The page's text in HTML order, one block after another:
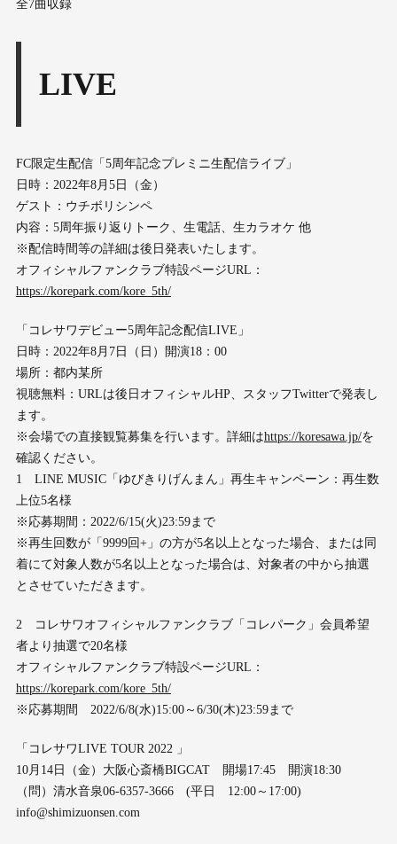
全7曲収録
LIVE
FC限定生配信「5周年記念プレミニ生配信ライブ」
日時：2022年8月5日（金）
ゲスト：ウチボリシンペ
内容：5周年振り返りトーク、生電話、生カラオケ 他
※配信時間等の詳細は後日発表いたします。
オフィシャルファンクラブ特設ページURL：
https://korepark.com/kore_5th/
「コレサワデビュー5周年記念配信LIVE」
日時：2022年8月7日（日）開演18：00
場所：都内某所
視聴無料：URLは後日オフィシャルHP、スタッフTwitterで発表し
ます。
※会場での直接観覧募集を行います。詳細はhttps://koresawa.jp/を
確認ください。
1 LINE MUSIC「ゆびきりげんまん」再生キャンペーン：再生数
上位5名様
※応募期間：2022/6/15(火)23:59まで
※再生回数が「9999回+」の方が5名以上となった場合、または同
着にて対象人数が5名以上となった場合は、対象者の中から抽選
とさせていただきます。
2 コレサワオフィシャルファンクラブ「コレパーク」会員希望
者より抽選で20名様
オフィシャルファンクラブ特設ページURL：
https://korepark.com/kore_5th/
※応募期間 2022/6/8(水)15:00～6/30(木)23:59まで
「コレサワLIVE TOUR 2022 」
10月14日（金）大阪心斎橋BIGCAT 開場17:45 開演18:30
（問）清水音泉06-6357-3666 (平日 12:00～17:00)
info@shimizuonsen.com